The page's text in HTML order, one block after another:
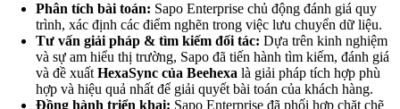
Phân tích bài toán: Sapo Enterprise chủ động đánh giá quy
trình, xác định các điểm nghẽn trong việc lưu chuyển dữ liệu.
Tư vấn giải pháp & tìm kiếm đối tác: Dựa trên kinh nghiệm
và sự am hiểu thị trường, Sapo đã tiến hành tìm kiếm, đánh giá
và đề xuất HexaSync của Beehexa là giải pháp tích hợp phù
hợp và hiệu quả nhất để giải quyết bài toán của khách hàng.
Đồng hành triển khai: Sapo Enterprise đã phối hợp chặt chẽ